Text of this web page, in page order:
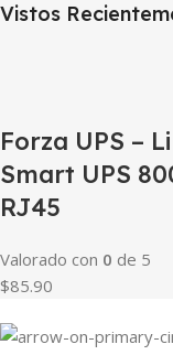
Vistos
Forza UPS –
Smart UPS
RJ45
Valorado con 0 de 5
$85.90